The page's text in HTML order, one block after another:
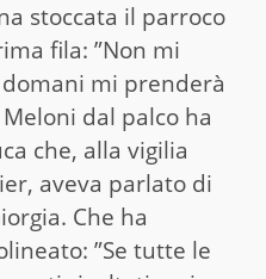
stoccata il parroco
fila: ”Non mi
mi prenderà
dal palco ha
che, alla vigilia
aveva parlato di
Che ha
”Se tutte le